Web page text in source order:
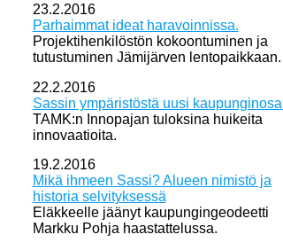
23.2.2016
Parhaimmat ideat haravoinnissa.
Projektihenkilöstön kokoontuminen ja
tutustuminen Jämijärven lentopaikkaan.
22.2.2016
Sassin ympäristöstä uusi
TAMK:n Innopajan tuloksina huikeita
innovaatioita.
19.2.2016
Mikä ihmeen Sassi? Alueen nimistö ja
historia selvityksessä
Eläkkeelle jäänyt kaupungingeodeetti
Markku Pohja haastattelussa.